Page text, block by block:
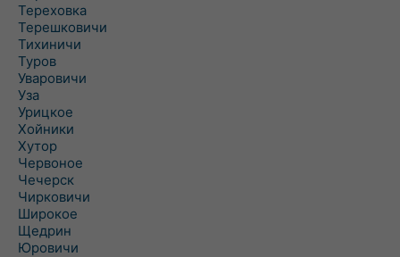
Тереховка
Терешковичи
Тихиничи
Туров
Уваровичи
Уза
Урицкое
Хойники
Хутор
Червоное
Чечерск
Чирковичи
Широкое
Щедрин
Юровичи